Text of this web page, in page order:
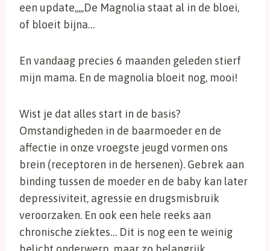
een update,,,,,De Magnolia staat al in de bloei,
of bloeit bijna…
En vandaag precies 6 maanden geleden stierf
mijn mama. En de magnolia bloeit nog, mooi!
Wist je dat alles start in de basis?
Omstandigheden in de baarmoeder en de
affectie in onze vroegste jeugd vormen ons
brein (receptoren in de hersenen). Gebrek aan
binding tussen de moeder en de baby kan later
depressiviteit, agressie en drugsmisbruik
veroorzaken. En ook een hele reeks aan
chronische ziektes… Dit is nog een te weinig